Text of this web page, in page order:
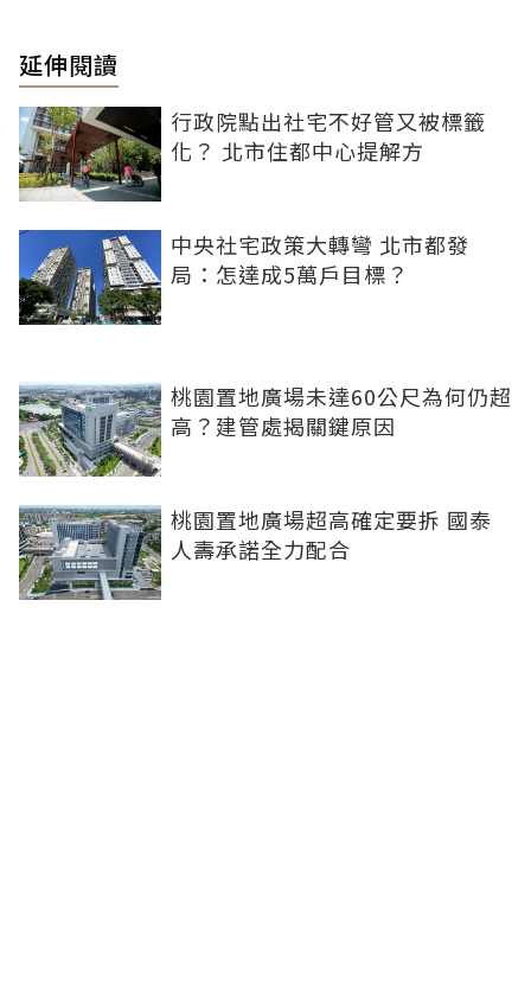
延伸閱讀
行政院點出社宅不好管又被標籤
化？ 北市住都中心提解方
中央社宅政策大轉彎 北市都發
局：怎達成5萬戶目標？
桃園置地廣場未達60公尺為何仍超
高？建管處揭關鍵原因
桃園置地廣場超高確定要拆 國泰
人壽承諾全力配合